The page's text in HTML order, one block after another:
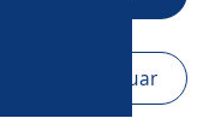
Favoritos
Continuar